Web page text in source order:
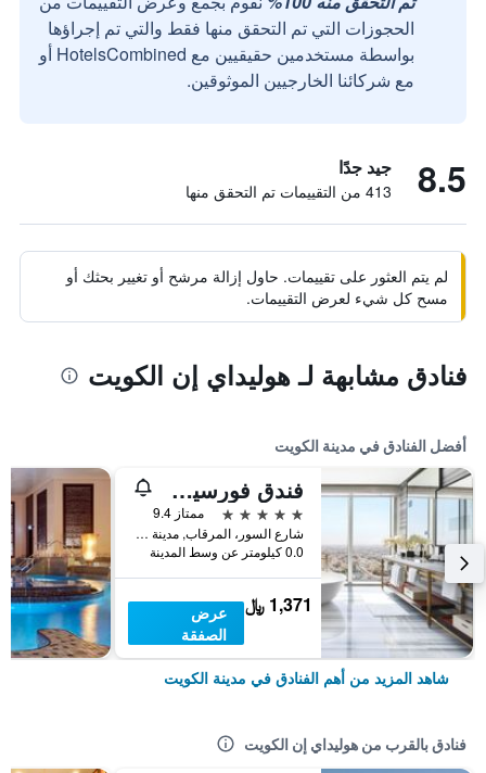
الحجوزات التي تم التحقق منها فقط والتي تم إجراؤها
بواسطة مستخدمين حقيقيين مع HotelsCombined أو
مع شركائنا الخارجيين الموثوقين.
8.5 جيد جدًا
413 من التقييمات تم التحقق منها
لم يتم العثور على تقييمات. حاول إزالة مرشح أو تغيير بحثك أو
مسح كل شيء لعرض التقييمات.
فنادق مشابهة لـ هوليداي إن الكويت
أفضل الفنادق في مدينة الكويت
فندق فورسيزونز الكويت في برج الشايع
5 نجوم
ممتاز 9.4
شارع السور، المرقاب, مدينة الكويت, الكويت
0.0 كيلومتر عن وسط المدينة
1,371 ﷼
عرض
الصفقة
شاهد المزيد من أهم الفنادق في مدينة الكويت
فنادق بالقرب من هوليداي إن الكويت